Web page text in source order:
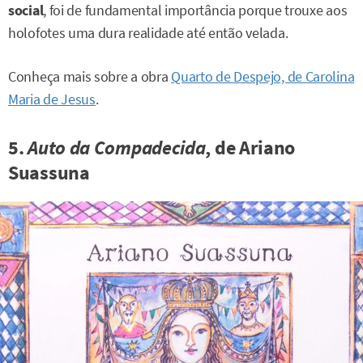
social, foi de fundamental importância porque trouxe aos
holofotes uma dura realidade até então velada.
Conheça mais sobre a obra Quarto de Despejo, de Carolina
Maria de Jesus.
5.Auto da Compadecida, de Ariano
Suassuna